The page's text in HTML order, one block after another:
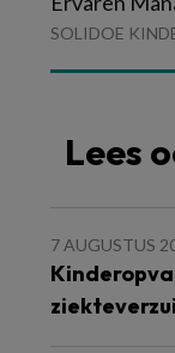
SOLIDOE
Lees
7 AUGUSTUS